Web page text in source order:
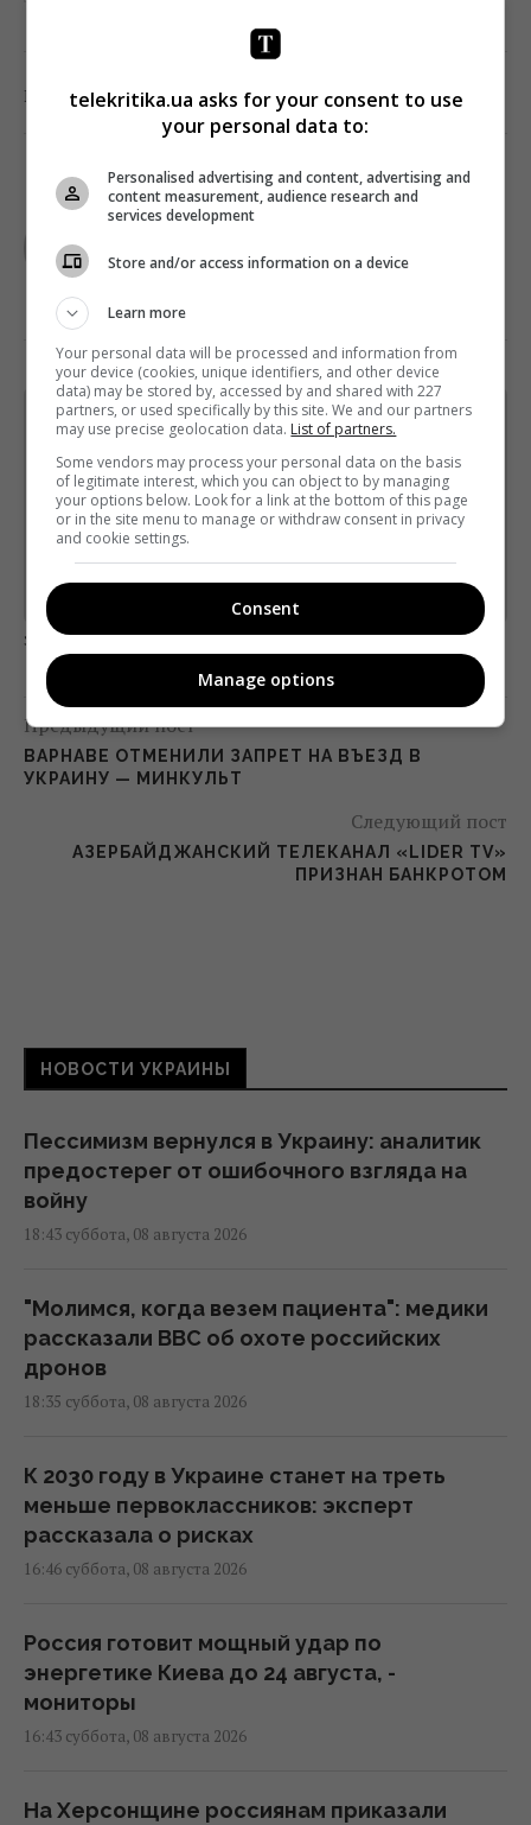
Поделиться: Facebook Twitter 0
TELEKRITIKA
Щотижневий лист з найцікавішим.
Підпишіться ще раз, якщо не отримуєте від нас листи
загрузка...
Предыдущий пост
ВАРНАВЕ ОТМЕНИЛИ ЗАПРЕТ НА ВЪЕЗД В
УКРАИНУ — МИНКУЛЬТ
Следующий пост
АЗЕРБАЙДЖАНСКИЙ ТЕЛЕКАНАЛ «LIDER TV»
ПРИЗНАН БАНКРОТОМ
НОВОСТИ УКРАИНЫ
Пессимизм вернулся в Украину: аналитик
предостерег от ошибочного взгляда на
войну
18:43 суббота, 08 августа 2026
"Молимся, когда везем пациента": медики
рассказали BBC об охоте российских
дронов
18:35 суббота, 08 августа 2026
К 2030 году в Украине станет на треть
меньше первоклассников: эксперт
рассказала о рисках
16:46 суббота, 08 августа 2026
Россия готовит мощный удар по
энергетике Киева до 24 августа, -
мониторы
16:43 суббота, 08 августа 2026
На Херсонщине россиянам приказали
telekritika.ua asks for your consent to use
your personal data to:
Personalised advertising and content, advertising and
content measurement, audience research and
services development
Store and/or access information on a device
Learn more
Your personal data will be processed and information from
your device (cookies, unique identifiers, and other device
data) may be stored by, accessed by and shared with 227
partners, or used specifically by this site. We and our partners
may use precise geolocation data. List of partners.
Some vendors may process your personal data on the basis
of legitimate interest, which you can object to by managing
your options below. Look for a link at the bottom of this page
or in the site menu to manage or withdraw consent in privacy
and cookie settings.
Consent
Manage options